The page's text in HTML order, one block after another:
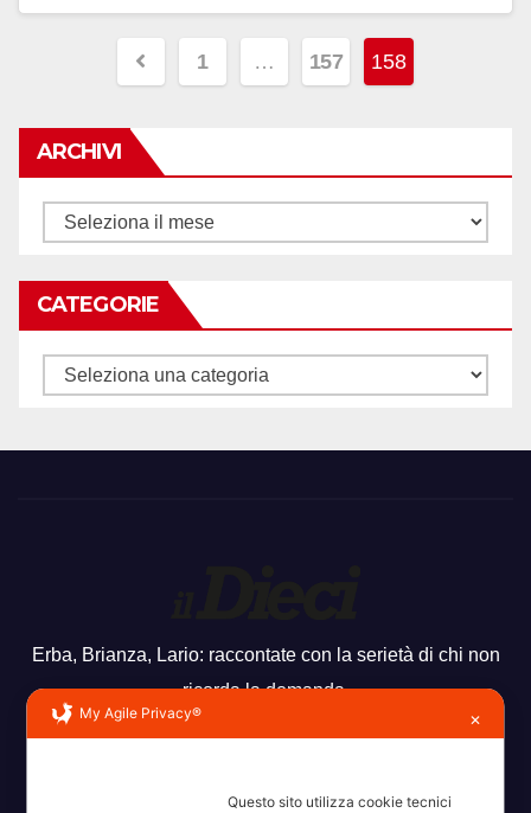
Paginazione
articoli
1 … 157 158
ARCHIVI
Archivi
CATEGORIE
Categorie
Erba, Brianza, Lario: raccontate con la serietà di chi non
ricorda la domanda.
My Agile Privacy® ✕
Questo sito utilizza cookie tecnici